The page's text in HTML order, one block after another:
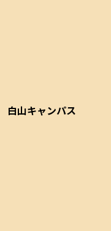
白山キャンパス